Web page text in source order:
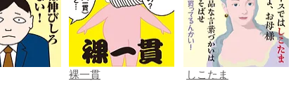
裸一貫 しこたま